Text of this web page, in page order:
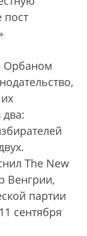
пост
Орбаном
The New
Венгрии,
партии
сентября